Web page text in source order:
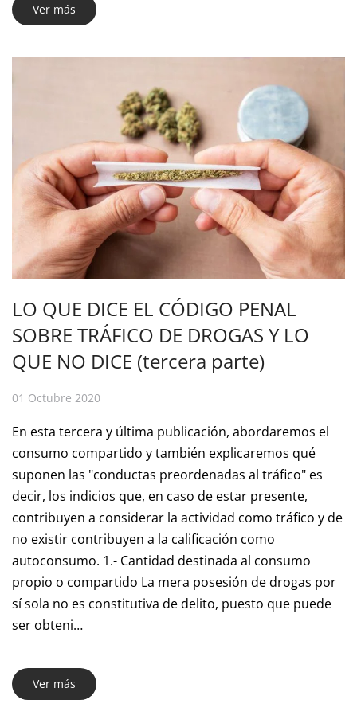
Ver más
LO QUE DICE EL CÓDIGO PENAL
SOBRE TRÁFICO DE DROGAS Y LO
QUE NO DICE (tercera parte)
01 Octubre 2020
En esta tercera y última publicación, abordaremos el
consumo compartido y también explicaremos qué
suponen las "conductas preordenadas al tráfico" es
decir, los indicios que, en caso de estar presente,
contribuyen a considerar la actividad como tráfico y de
no existir contribuyen a la calificación como
autoconsumo. 1.- Cantidad destinada al consumo
propio o compartido La mera posesión de drogas por
sí sola no es constitutiva de delito, puesto que puede
ser obteni…
Ver más